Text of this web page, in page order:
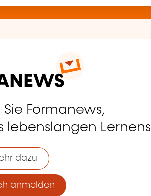
Formanews,
lebenslangen Lernens
dazu
anmelden